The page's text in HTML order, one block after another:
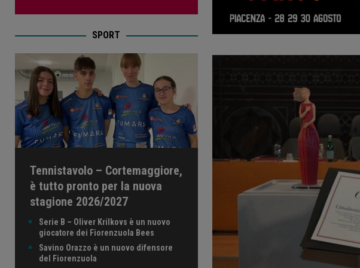
SPORT
Tennistavolo – Cortemaggiore,
è tutto pronto per la nuova
stagione 2026/2027
Serie B – Oliver Krilkovs è un nuovo
giocatore dei Fiorenzuola Bees
Savino Orazzo è un nuovo difensore
del Fiorenzuola